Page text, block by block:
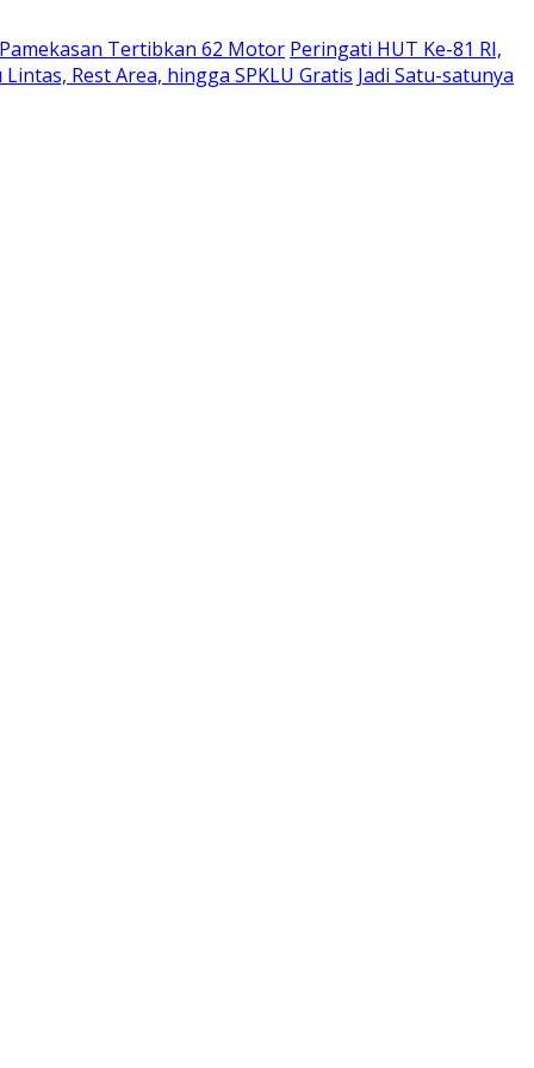
Tertibkan 62 Motor Peringati HUT Ke-81 RI,
Rest Area, hingga SPKLU Gratis Jadi Satu-satunya